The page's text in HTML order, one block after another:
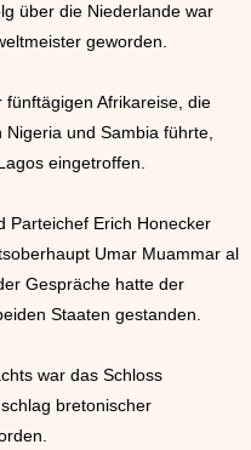
über die Niederlande war
geworden.
fünftägigen Afrikareise, die
Nigeria und Sambia führte,
eingetroffen.
Parteichef Erich Honecker
Umar Muammar al
Gespräche hatte der
Staaten gestanden.
war das Schloss
bretonischer